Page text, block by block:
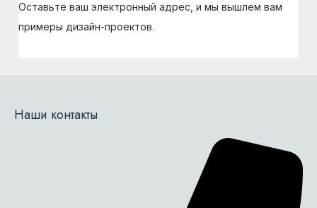
Оставьте ваш электронный адрес, и мы вышлем вам
примеры дизайн-проектов.
Наши контакты